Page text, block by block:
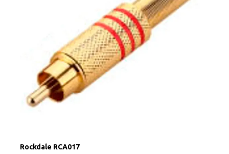
Rockdale RCA017